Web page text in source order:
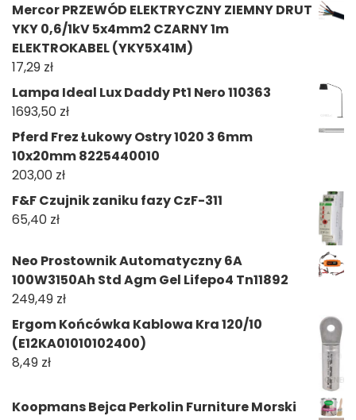
Mercor PRZEWÓD ELEKTRYCZNY ZIEMNY DRUT
YKY 0,6/1kV 5x4mm2 CZARNY 1m
ELEKTROKABEL (YKY5X41M)
17,29 zł
Lampa Ideal Lux Daddy Pt1 Nero 110363
1693,50 zł
Pferd Frez Łukowy Ostry 1020 3 6mm
10x20mm 8225440010
203,00 zł
F&F Czujnik zaniku fazy CzF-311
65,40 zł
Neo Prostownik Automatyczny 6A
100W3150Ah Std Agm Gel Lifepo4 Tn11892
249,49 zł
Ergom Końcówka Kablowa Kra 120/10
(E12KA01010102400)
8,49 zł
Koopmans Bejca Perkolin Furniture Morski